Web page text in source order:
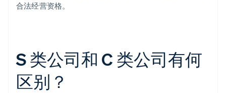
合法经营资格。
S 类公司和 C 类公司有何
区别？